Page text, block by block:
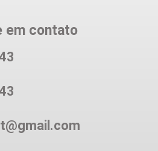
em contato